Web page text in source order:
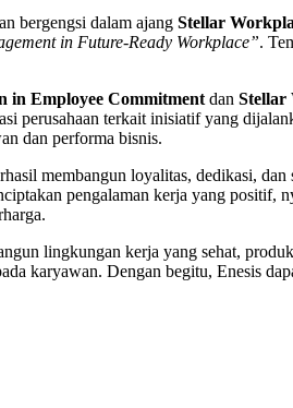
bergengsi dalam ajang Stellar
in Future-Ready Workplace”.
in Employee Commitmentdan Stellar
perusahaan terkait inisiatif yang
dan performa bisnis.
membangun loyalitas, dedikasi,
pengalaman kerja yang
lingkungan kerja yang sehat,
karyawan. Dengan begitu, Enesis